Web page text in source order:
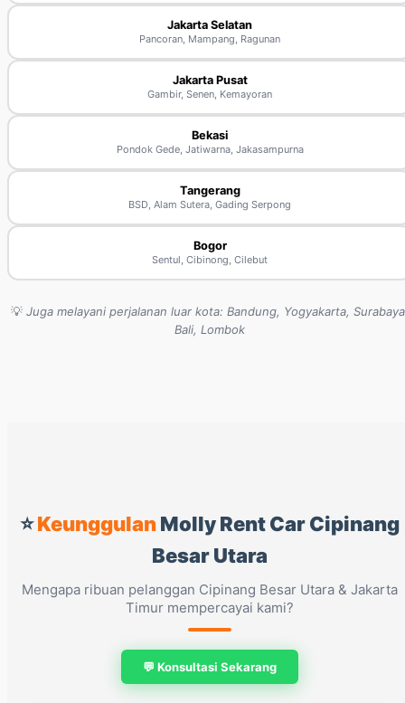
Jakarta Selatan
Pancoran, Mampang, Ragunan
Jakarta Pusat
Gambir, Senen, Kemayoran
Bekasi
Pondok Gede, Jatiwarna, Jakasampurna
Tangerang
BSD, Alam Sutera, Gading Serpong
Bogor
Sentul, Cibinong, Cilebut
💡 Juga melayani perjalanan luar kota: Bandung, Yogyakarta,
Bali, Lombok
⭐KeunggulanMolly Rent Car Cipinang
Besar Utara
Mengapa ribuan pelanggan Cipinang Besar Utara & Jakarta
Timur mempercayai kami?
💬 Konsultasi Sekarang